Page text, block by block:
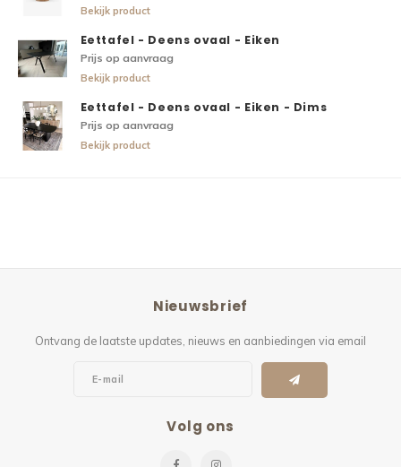
Bekijk product
Eettafel - Deens ovaal - Eiken
Prijs op aanvraag
Bekijk product
Eettafel - Deens ovaal - Eiken - Dims
Prijs op aanvraag
Bekijk product
Nieuwsbrief
Ontvang de laatste updates, nieuws en aanbiedingen via email
Volg ons